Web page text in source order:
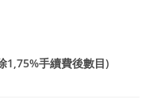
1,75%手續費後數目)